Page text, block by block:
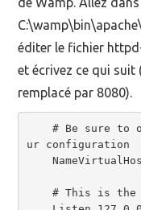
éditer le fichier
et écrivez ce qui suit
remplacé par 8080).
ur configuration